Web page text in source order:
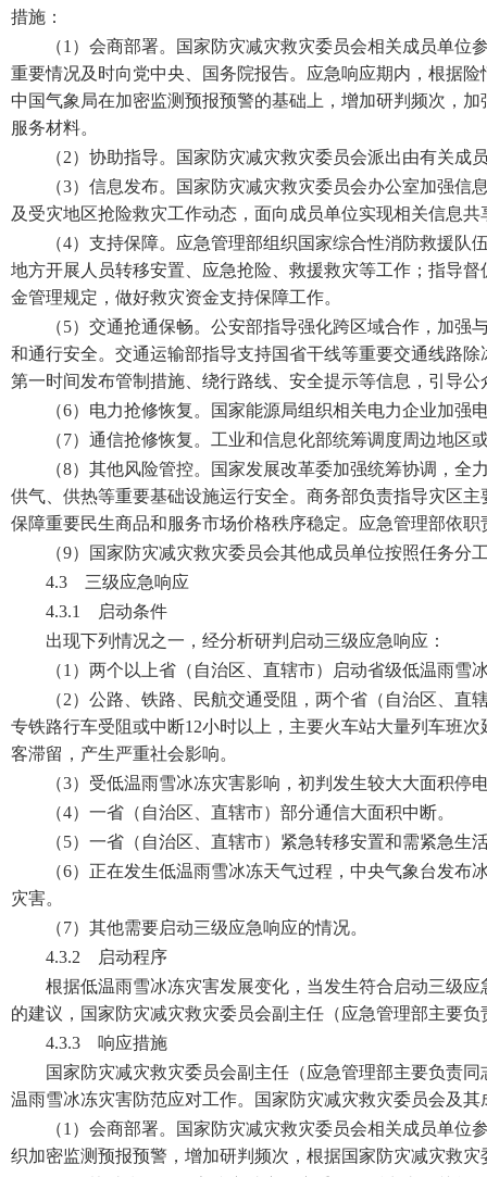
措施：
（1）会商部署。国家防灾减灾救灾委员会相关成员单
重要情况及时向党中央、国务院报告。应急响应期内，根据
中国气象局在加密监测预报预警的基础上，增加研判频次，
服务材料。
（2）协助指导。国家防灾减灾救灾委员会派出由有关
（3）信息发布。国家防灾减灾救灾委员会办公室加强
及受灾地区抢险救灾工作动态，面向成员单位实现相关信息
（4）支持保障。应急管理部组织国家综合性消防救援
地方开展人员转移安置、应急抢险、救援救灾等工作；指导
金管理规定，做好救灾资金支持保障工作。
（5）交通抢通保畅。公安部指导强化跨区域合作，加
和通行安全。交通运输部指导支持国省干线等重要交通线路
第一时间发布管制措施、绕行路线、安全提示等信息，引导公
（6）电力抢修恢复。国家能源局组织相关电力企业加
（7）通信抢修恢复。工业和信息化部统筹调度周边地
（8）其他风险管控。国家发展改革委加强统筹协调，
供气、供热等重要基础设施运行安全。商务部负责指导灾区
保障重要民生商品和服务市场价格秩序稳定。应急管理部依
（9）国家防灾减灾救灾委员会其他成员单位按照任务分
4.3 三级应急响应
4.3.1 启动条件
出现下列情况之一，经分析研判启动三级应急响应：
（1）两个以上省（自治区、直辖市）启动省级低温雨雪
（2）公路、铁路、民航交通受阻，两个省（自治区、
专铁路行车受阻或中断12小时以上，主要火车站大量列车班
客滞留，产生严重社会影响。
（3）受低温雨雪冰冻灾害影响，初判发生较大大面积停
（4）一省（自治区、直辖市）部分通信大面积中断。
（5）一省（自治区、直辖市）紧急转移安置和需紧急生
（6）正在发生低温雨雪冰冻天气过程，中央气象台发
灾害。
（7）其他需要启动三级应急响应的情况。
4.3.2 启动程序
根据低温雨雪冰冻灾害发展变化，当发生符合启动三级
的建议，国家防灾减灾救灾委员会副主任（应急管理部主要
4.3.3 响应措施
国家防灾减灾救灾委员会副主任（应急管理部主要负责
温雨雪冰冻灾害防范应对工作。国家防灾减灾救灾委员会及
（1）会商部署。国家防灾减灾救灾委员会相关成员单
织加密监测预报预警，增加研判频次，根据国家防灾减灾救